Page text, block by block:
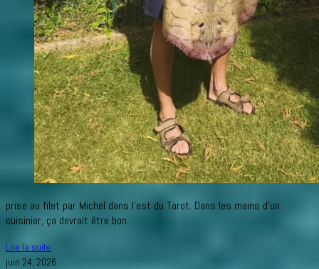
prise au filet par Michel dans l’est du Tarot. Dans les mains d’un
cuisinier, ça devrait être bon..
Lire la suite
raie
juin 24, 2026